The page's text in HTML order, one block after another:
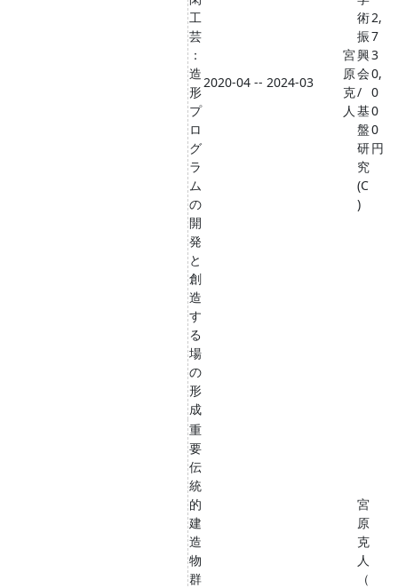
工
芸
：
造
形
プ
ロ
グ
ラ
ム
の
開
発
と
創
造
す
る
場
の
形
成
2020-04 -- 2024-03
宮
原
克
人
術
振
興
会
/
基
盤
研
究
(C
)
2,
7
3
0,
0
0
0
円
重
要
伝
統
的
建
造
物
群
宮
原
克
人
（